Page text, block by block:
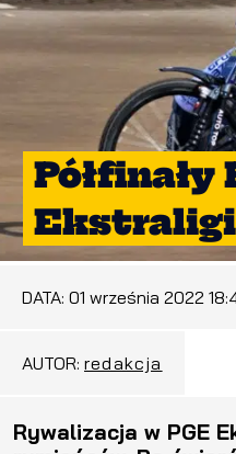
Półfinały
Ekstraligi
DATA: 01 września 2022
AUTOR: redakcja
Rywalizacja w PGE